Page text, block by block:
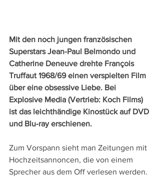
Mit den noch jungen französischen
Superstars Jean-Paul Belmondo und
Catherine Deneuve drehte François
Truffaut 1968/69 einen verspielten Film
über eine obsessive Liebe. Bei
Explosive Media (Vertrieb: Koch Films)
ist das leichthändige Kinostück auf DVD
und Blu-ray erschienen.
Zum Vorspann sieht man Zeitungen mit
Hochzeitsannoncen, die von einem
Sprecher aus dem Off verlesen werden.